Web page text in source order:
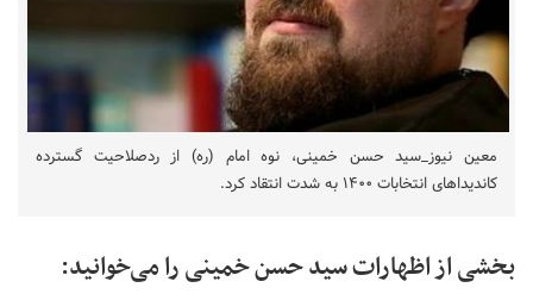
معین نیوز_سید حسن خمینی، نوه امام (ره) از ردصلاحیت گسترده
کاندیدا‌های انتخابات ۱۴۰۰ به شدت انتقاد کرد.
بخشی از اظهارات سید حسن خمینی را می‌خوانید: